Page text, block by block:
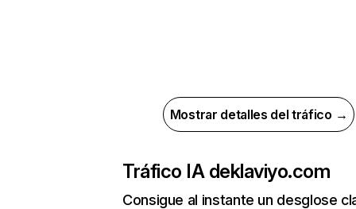
Mostrar detalles del tráfico →
Tráfico IA deklaviyo.com
Consigue al instante un desglose